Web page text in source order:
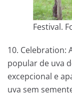
Festival.
10. Celebration:
popular de uva
excepcional e
uva sem